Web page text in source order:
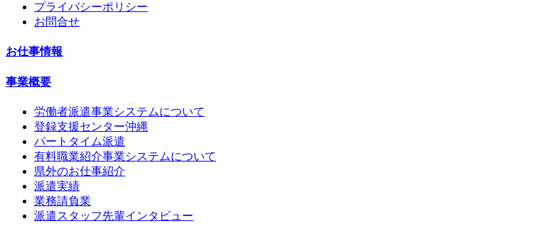
プライバシーポリシー
お問合せ
お仕事情報
事業概要
労働者派遣事業システムについて
登録支援センター沖縄
パートタイム派遣
有料職業紹介事業システムについて
県外のお仕事紹介
派遣実績
業務請負業
派遣スタッフ先輩インタビュー